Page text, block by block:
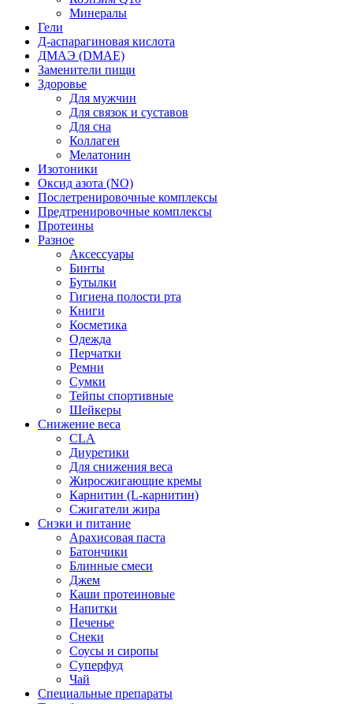
Минералы
Гели
Д-аспарагиновая кислота
ДМАЭ (DMAE)
Заменители пищи
Здоровье
Для мужчин
Для связок и суставов
Для сна
Коллаген
Мелатонин
Изотоники
Оксид азота (NO)
Послетренировочные комплексы
Предтренировочные комплексы
Протеины
Разное
Аксессуары
Бинты
Бутылки
Гигиена полости рта
Книги
Косметика
Одежда
Перчатки
Ремни
Сумки
Тейпы спортивные
Шейкеры
Снижение веса
CLA
Диуретики
Для снижения веса
Жиросжигающие кремы
Карнитин (L-карнитин)
Сжигатели жира
Снэки и питание
Арахисовая паста
Батончики
Блинные смеси
Джем
Каши протеиновые
Напитки
Печенье
Снеки
Соусы и сиропы
Суперфуд
Чай
Специальные препараты